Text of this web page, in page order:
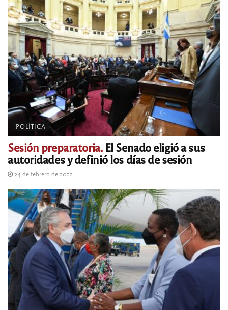
POLÍTICA
Sesión preparatoria.El Senado eligió a sus
autoridades y definió los días de sesión
24 de febrero de 2022